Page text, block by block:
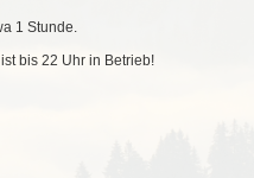
1 Stunde.
bis 22 Uhr in Betrieb!